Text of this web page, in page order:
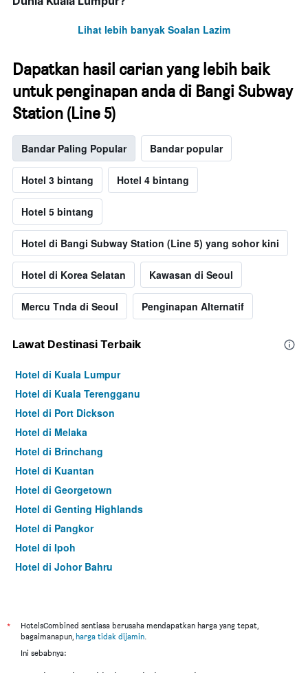
Lihat lebih banyak Soalan Lazim
Dapatkan hasil carian yang lebih baik
untuk penginapan anda di Bangi Subway
Station (Line 5)
Bandar Paling Popular Bandar popular
Hotel 3 bintang Hotel 4 bintang
Hotel 5 bintang
Hotel di Bangi Subway Station (Line 5) yang sohor kini
Hotel di Korea Selatan Kawasan di Seoul
Mercu Tnda di Seoul Penginapan Alternatif
Lawat Destinasi Terbaik
Hotel di Kuala Lumpur
Hotel di Kuala Terengganu
Hotel di Port Dickson
Hotel di Melaka
Hotel di Brinchang
Hotel di Kuantan
Hotel di Georgetown
Hotel di Genting Highlands
Hotel di Pangkor
Hotel di Ipoh
Hotel di Johor Bahru
Hotel di Kuching
Hotel di Tokyo
*
HotelsCombined sentiasa berusaha mendapatkan harga yang tepat,
bagaimanapun, harga tidak dijamin.
Ini sebabnya: